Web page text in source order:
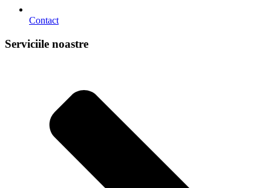
Contact
Serviciile noastre